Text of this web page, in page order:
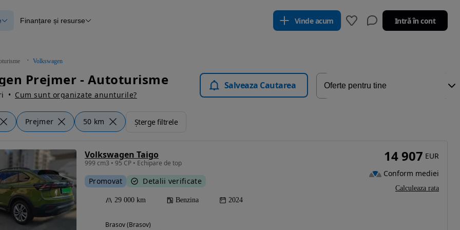
verificate
Blog Autovit.ro
Finanțare și resurse Vinde acum Intră în cont
Volkswagen
Prejmer - Autoturisme
Cum sunt organizate anunturile?
Salveaza Cautarea
Prejmer 50 km Șterge filtrele
Volkswagen Taigo
999 cm3 • 95 CP • Echipare de top
Promovat Detalii verificate
29 000 km Benzina 2024
Brasov (Brasov)
14 907 EUR
Conform mediei
Calculeaza rata